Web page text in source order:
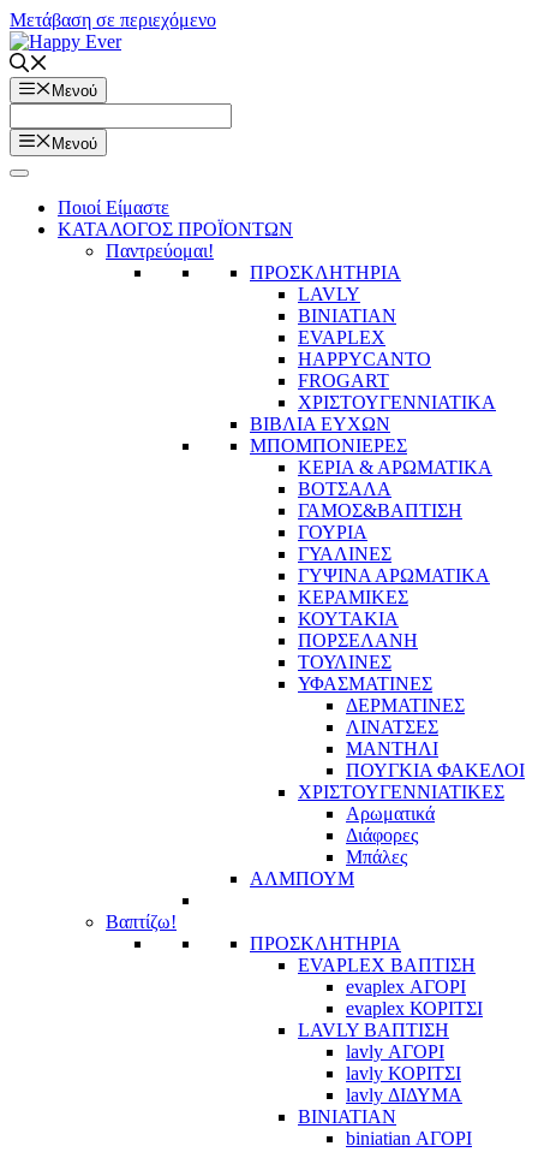
Μετάβαση σε περιεχόμενο
Μενού
Μενού
Ποιοί Είμαστε
ΚΑΤΑΛΟΓΟΣ ΠΡΟΪΟΝΤΩΝ
Παντρεύομαι!
ΠΡΟΣΚΛΗΤΗΡΙΑ
LAVLY
BINIATIAN
EVAPLEX
HAPPYCANTO
FROGART
ΧΡΙΣΤΟΥΓΕΝΝΙΑΤΙΚΑ
ΒΙΒΛΙΑ ΕΥΧΩΝ
ΜΠΟΜΠΟΝΙΕΡΕΣ
ΚΕΡΙΑ & ΑΡΩΜΑΤΙΚΑ
ΒΟΤΣΑΛΑ
ΓΑΜΟΣ&ΒΑΠΤΙΣΗ
ΓΟΥΡΙΑ
ΓΥΑΛΙΝΕΣ
ΓΥΨΙΝΑ ΑΡΩΜΑΤΙΚΑ
ΚΕΡΑΜΙΚΕΣ
ΚΟΥΤΑΚΙΑ
ΠΟΡΣΕΛΑΝΗ
ΤΟΥΛΙΝΕΣ
ΥΦΑΣΜΑΤΙΝΕΣ
ΔΕΡΜΑΤΙΝΕΣ
ΛΙΝΑΤΣΕΣ
ΜΑΝΤΗΛΙ
ΠΟΥΓΚΙΑ ΦΑΚΕΛΟΙ
ΧΡΙΣΤΟΥΓΕΝΝΙΑΤΙΚΕΣ
Αρωματικά
Διάφορες
Μπάλες
ΑΛΜΠΟΥΜ
Βαπτίζω!
ΠΡΟΣΚΛΗΤΗΡΙΑ
EVAPLEX ΒΑΠΤΙΣΗ
evaplex ΑΓΟΡΙ
evaplex ΚΟΡΙΤΣΙ
LAVLY ΒΑΠΤΙΣΗ
lavly ΑΓΟΡΙ
lavly ΚΟΡΙΤΣΙ
lavly ΔΙΔΥΜΑ
BINIATIAN
biniatian ΑΓΟΡΙ